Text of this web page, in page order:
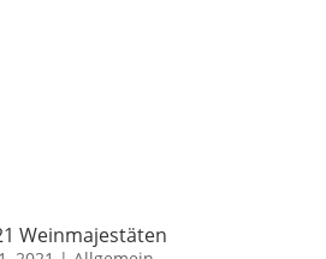
Weinmajestäten